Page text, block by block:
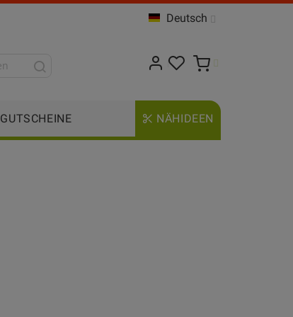
Deutsch
GUTSCHEINE NÄHIDEEN